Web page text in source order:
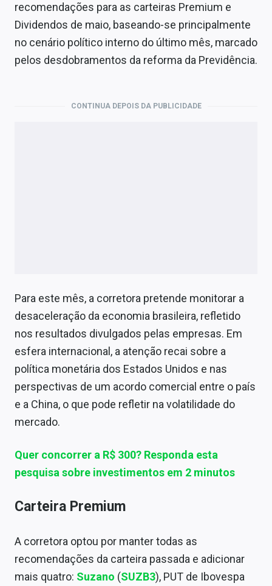
Empresas
Brasil
Sobre
Expediente
Contato
recomendações para as carteiras Premium e
Dividendos de maio, baseando-se principalmente
no cenário político interno do último mês, marcado
pelos desdobramentos da reforma da Previdência.
CONTINUA DEPOIS DA PUBLICIDADE
Para este mês, a corretora pretende monitorar a
desaceleração da economia brasileira, refletido
nos resultados divulgados pelas empresas. Em
esfera internacional, a atenção recai sobre a
política monetária dos Estados Unidos e nas
perspectivas de um acordo comercial entre o país
e a China, o que pode refletir na volatilidade do
mercado.
Quer concorrer a R$ 300? Responda esta
pesquisa sobre investimentos em 2 minutos
Carteira Premium
A corretora optou por manter todas as
recomendações da carteira passada e adicionar
mais quatro: Suzano (SUZB3), PUT de Ibovespa